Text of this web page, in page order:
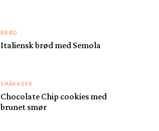
BRØD
Italiensk brød med Semola
SMÅKAGER
Chocolate Chip cookies med
brunet smør